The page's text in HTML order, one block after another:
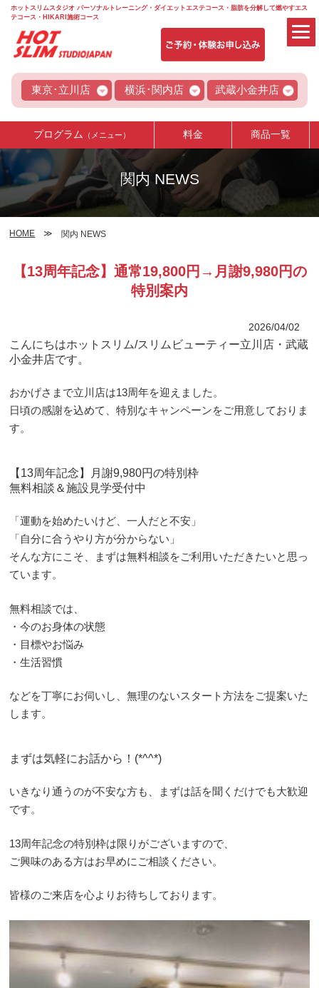
ホットスリムスタジオ パーソナルトレーニング・ダイエットエステコース・脂肪を分解して燃やすエス
テコース・HIKARI施術コース
東京･立川店 横浜･関内店 武蔵小金井店
プログラム （メニュー） 料金 商品一覧
関内 NEWS
HOME 関内 NEWS
【13周年記念】通常19,800円→月謝9,980円の
特別案内
2026/04/02
こんにちはホットスリム/スリムビューティー立川店・武蔵
小金井店です。
おかげさまで立川店は13周年を迎えました。
日頃の感謝を込めて、特別なキャンペーンをご用意しておりま
す。
【13周年記念】月謝9,980円の特別枠
無料相談＆施設見学受付中
「運動を始めたいけど、一人だと不安」
「自分に合うやり方が分からない」
そんな方にこそ、まずは無料相談をご利用いただきたいと思っ
ています。
無料相談では、
・今のお身体の状態
・目標やお悩み
・生活習慣
などを丁寧にお伺いし、無理のないスタート方法をご提案いた
します。
まずは気軽にお話から！(*^^*)
いきなり通うのが不安な方も、まずは話を聞くだけでも大歓迎
です。
13周年記念の特別枠は限りがございますので、
ご興味のある方はお早めにご相談ください。
皆様のご来店を心よりお待ちしております。